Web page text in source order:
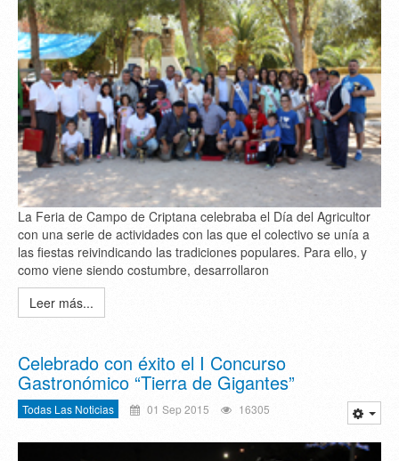
La Feria de Campo de Criptana celebraba el Día del Agricultor
con una serie de actividades con las que el colectivo se unía a
las fiestas reivindicando las tradiciones populares. Para ello, y
como viene siendo costumbre, desarrollaron
Leer más...
Celebrado con éxito el I Concurso
Gastronómico “Tierra de Gigantes”
Todas Las Noticias 01 Sep 2015 16305